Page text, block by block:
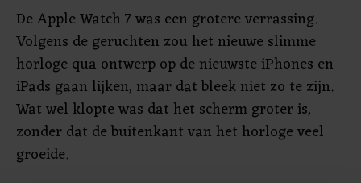
De Apple Watch 7 was een grotere verrassing.
Volgens de geruchten zou het nieuwe slimme
horloge qua ontwerp op de nieuwste iPhones en
iPads gaan lijken, maar dat bleek niet zo te zijn.
Wat wel klopte was dat het scherm groter is,
zonder dat de buitenkant van het horloge veel
groeide.